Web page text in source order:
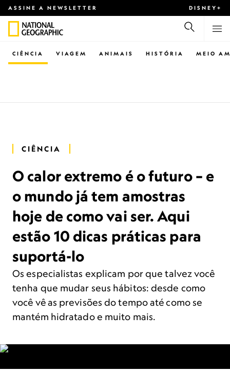
ASSINE A NEWSLETTER DISNEY+
CIÊNCIA VIAGEM ANIMAIS HISTÓRIA MEIO
CIÊNCIA
O calor extremo é o futuro – e
o mundo já tem amostras
hoje de como vai ser. Aqui
estão 10 dicas práticas para
suportá-lo
Os especialistas explicam por que talvez você
tenha que mudar seus hábitos: desde como
você vê as previsões do tempo até como se
mantém hidratado e muito mais.